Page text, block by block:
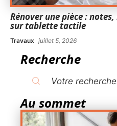
Rénover une pièce :
sur tablette tactile
Travaux juillet 5, 2026
Recherche
Au sommet